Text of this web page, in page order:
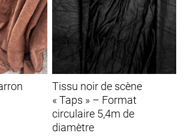
Tissu noir de scène
« Taps » – Format
circulaire 5,4m de
diamètre